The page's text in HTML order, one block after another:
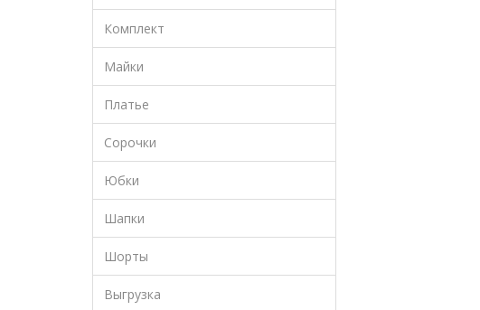
Комплект
Майки
Платье
Сорочки
Юбки
Шапки
Шорты
Выгрузка